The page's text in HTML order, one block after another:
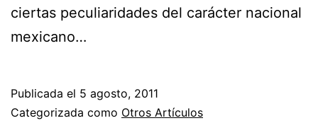
ciertas peculiaridades del carácter nacional
mexicano…
Publicada el 5 agosto, 2011
Categorizada como Otros Artículos